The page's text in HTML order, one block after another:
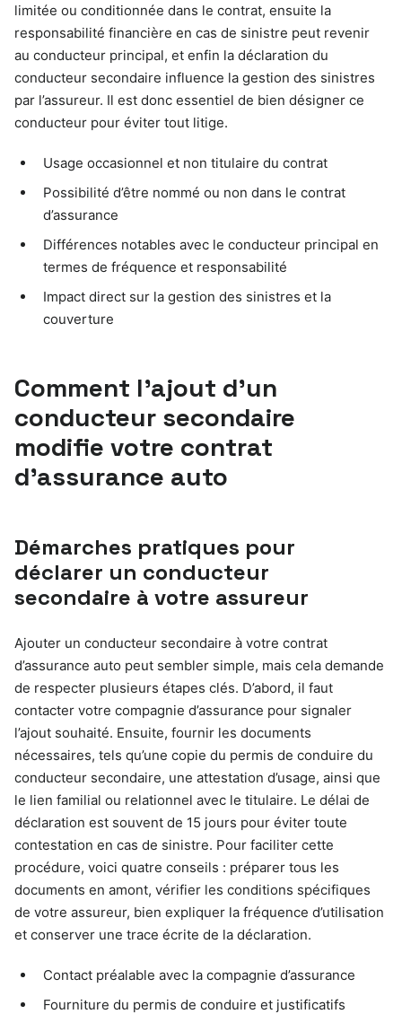
limitée ou conditionnée dans le contrat, ensuite la
responsabilité financière en cas de sinistre peut revenir
au conducteur principal, et enfin la déclaration du
conducteur secondaire influence la gestion des sinistres
par l’assureur. Il est donc essentiel de bien désigner ce
conducteur pour éviter tout litige.
Usage occasionnel et non titulaire du contrat
Possibilité d’être nommé ou non dans le contrat
d’assurance
Différences notables avec le conducteur principal en
termes de fréquence et responsabilité
Impact direct sur la gestion des sinistres et la
couverture
Comment l’ajout d’un
conducteur secondaire
modifie votre contrat
d’assurance auto
Démarches pratiques pour
déclarer un conducteur
secondaire à votre assureur
Ajouter un conducteur secondaire à votre contrat
d’assurance auto peut sembler simple, mais cela demande
de respecter plusieurs étapes clés. D’abord, il faut
contacter votre compagnie d’assurance pour signaler
l’ajout souhaité. Ensuite, fournir les documents
nécessaires, tels qu’une copie du permis de conduire du
conducteur secondaire, une attestation d’usage, ainsi que
le lien familial ou relationnel avec le titulaire. Le délai de
déclaration est souvent de 15 jours pour éviter toute
contestation en cas de sinistre. Pour faciliter cette
procédure, voici quatre conseils : préparer tous les
documents en amont, vérifier les conditions spécifiques
de votre assureur, bien expliquer la fréquence d’utilisation
et conserver une trace écrite de la déclaration.
Contact préalable avec la compagnie d’assurance
Fourniture du permis de conduire et justificatifs